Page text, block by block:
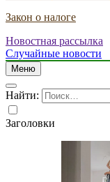
Закон о налоге
Новостная рассылка
Случайные новости
Меню
Найти:
Заголовки